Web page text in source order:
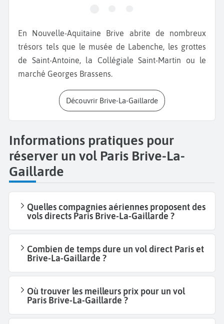
En Nouvelle-Aquitaine Brive abrite de nombreux
trésors tels que le musée de Labenche, les grottes
de Saint-Antoine, la Collégiale Saint-Martin ou le
marché Georges Brassens.
Découvrir Brive-La-Gaillarde
Informations pratiques pour
réserver un vol Paris Brive-La-
Gaillarde
Quelles compagnies aériennes proposent des
vols directs Paris Brive-La-Gaillarde ?
Combien de temps dure un vol direct Paris et
Brive-La-Gaillarde ?
Où trouver les meilleurs prix pour un vol
Paris Brive-La-Gaillarde ?